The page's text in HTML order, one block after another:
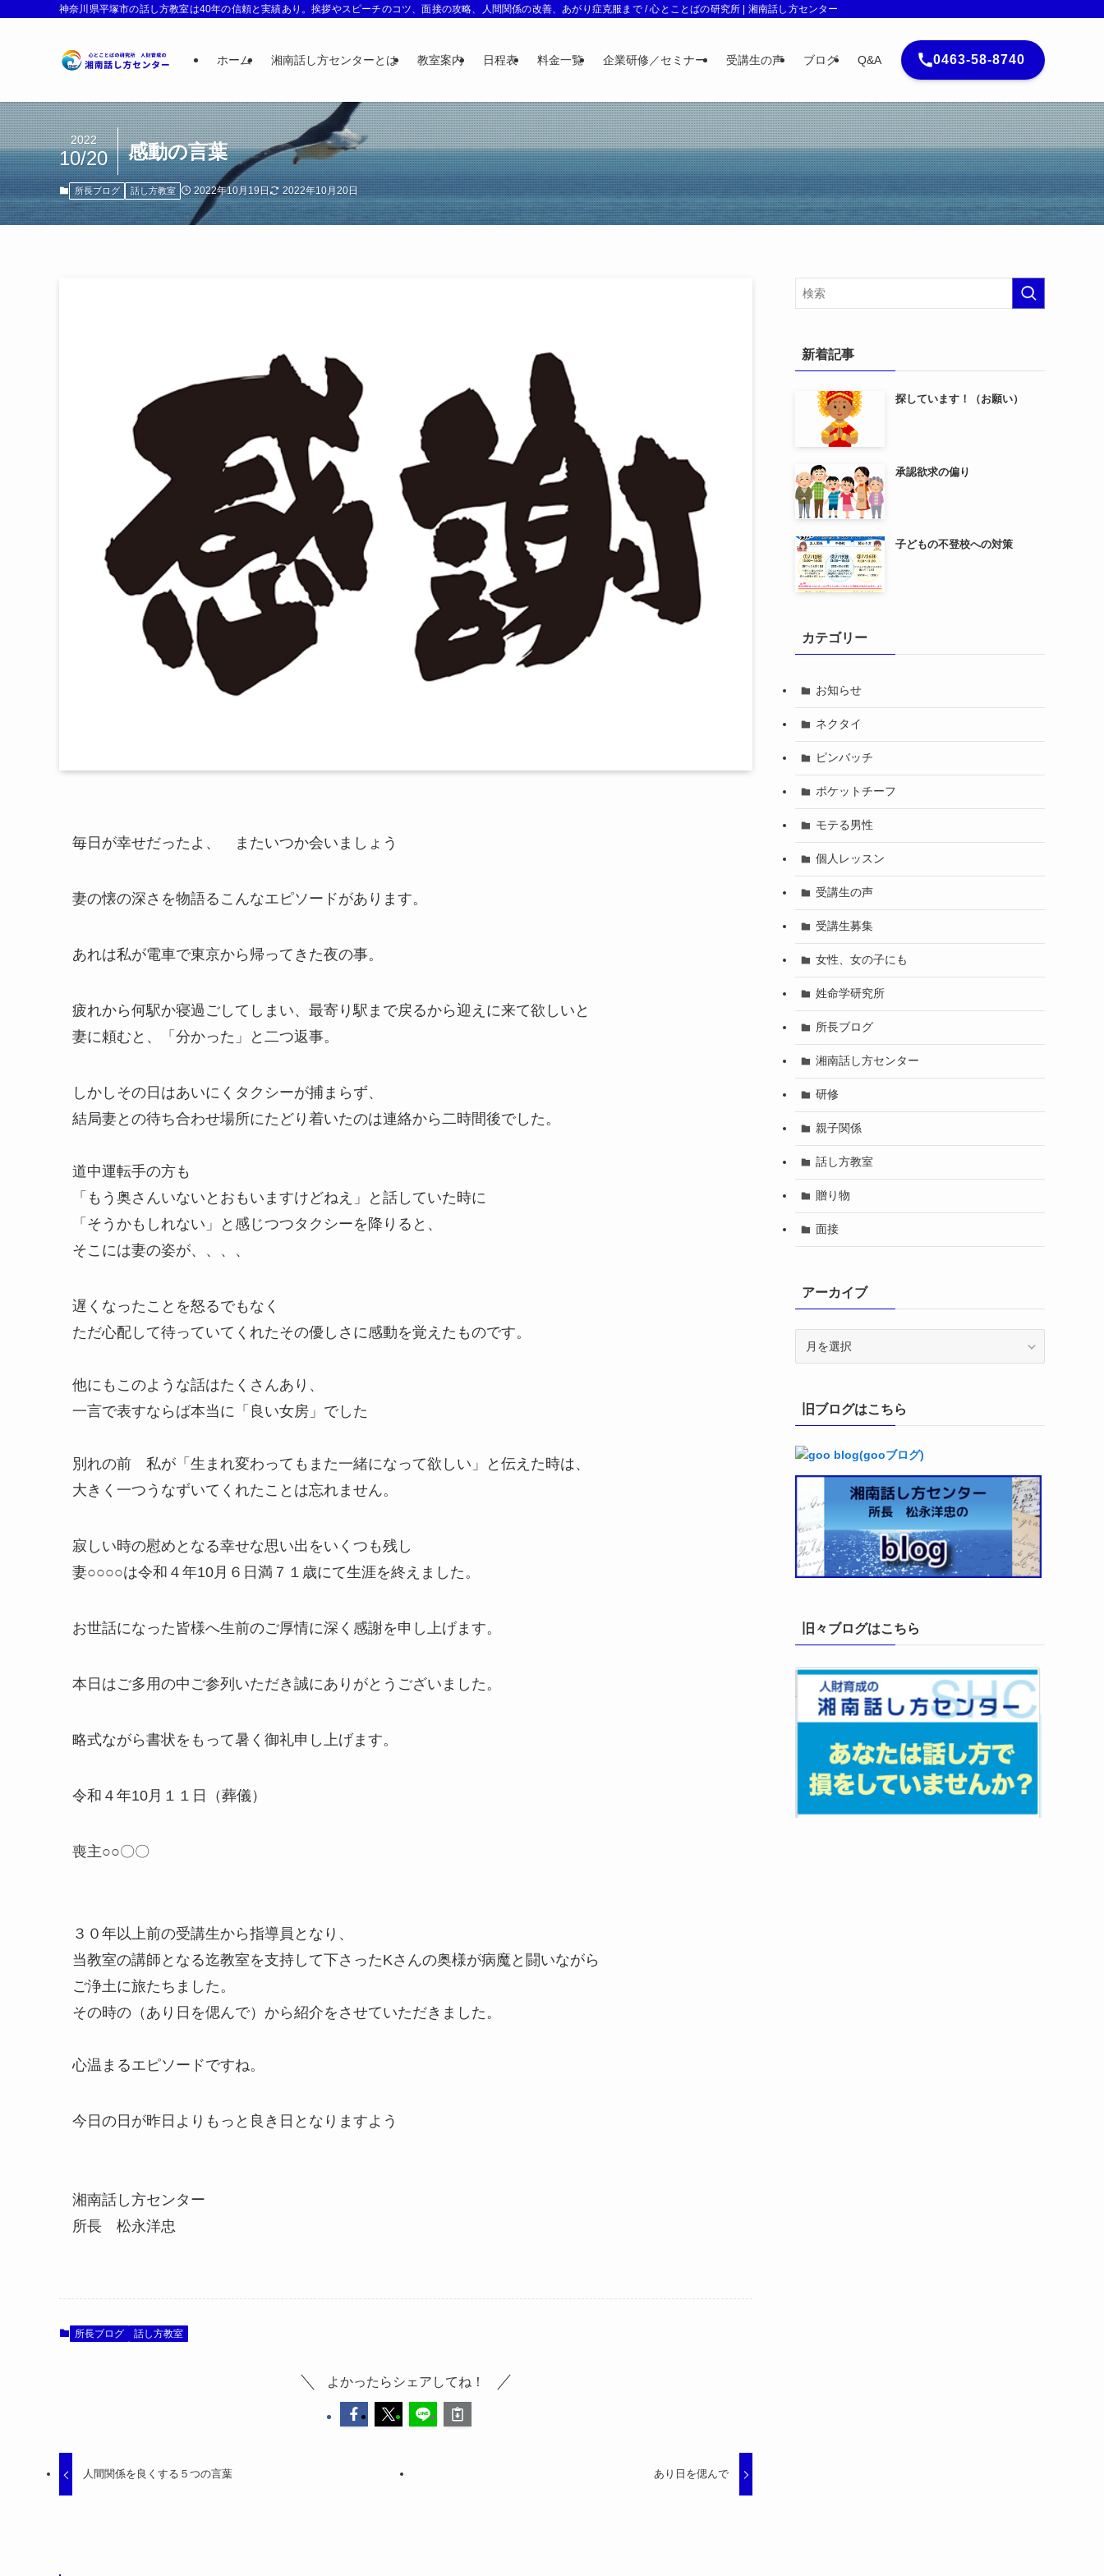
神奈川県平塚市の話し方教室は40年の信頼と実績あり。挨拶やスピーチのコツ、面接の攻略、人間関係の改善、あがり症克服まで / 心とことばの研究所 | 湘南話し方センター
ホーム 湘南話し方センターとは 教室案内 日程表 料金一覧 企業研修／セミナー 受講生の声 ブログ Q&A 0463-58-8740
感動の言葉
2022
10/20
所長ブログ 話し方教室 2022年10月19日 2022年10月20日
毎日が幸せだったよ、 またいつか会いましょう
妻の懐の深さを物語るこんなエピソードがあります。
あれは私が電車で東京から帰ってきた夜の事。
疲れから何駅か寝過ごしてしまい、最寄り駅まで戻るから迎えに来て欲しいと
妻に頼むと、「分かった」と二つ返事。
しかしその日はあいにくタクシーが捕まらず、
結局妻との待ち合わせ場所にたどり着いたのは連絡から二時間後でした。
道中運転手の方も
「もう奥さんいないとおもいますけどねえ」と話していた時に
「そうかもしれない」と感じつつタクシーを降りると、
そこには妻の姿が、、、、
遅くなったことを怒るでもなく
ただ心配して待っていてくれたその優しさに感動を覚えたものです。
他にもこのような話はたくさんあり、
一言で表すならば本当に「良い女房」でした
別れの前 私が「生まれ変わってもまた一緒になって欲しい」と伝えた時は、
大きく一つうなずいてくれたことは忘れません。
寂しい時の慰めとなる幸せな思い出をいくつも残し
妻○○○○は令和４年10月６日満７１歳にて生涯を終えました。
お世話になった皆様へ生前のご厚情に深く感謝を申し上げます。
本日はご多用の中ご参列いただき誠にありがとうございました。
略式ながら書状をもって暑く御礼申し上げます。
令和４年10月１１日（葬儀）
喪主○○〇〇
３０年以上前の受講生から指導員となり、
当教室の講師となる迄教室を支持して下さったKさんの奥様が病魔と闘いながら
ご浄土に旅たちました。
その時の（あり日を偲んで）から紹介をさせていただきました。
心温まるエピソードですね。
今日の日が昨日よりもっと良き日となりますよう
湘南話し方センター
所長 松永洋忠
所長ブログ 話し方教室
よかったらシェアしてね！
人間関係を良くする５つの言葉 あり日を偲んで
新着記事
探しています！（お願い）
承認欲求の偏り
子どもの不登校への対策
カテゴリー
お知らせ
ネクタイ
ピンバッチ
ポケットチーフ
モテる男性
個人レッスン
受講生の声
受講生募集
女性、女の子にも
姓命学研究所
所長ブログ
湘南話し方センター
研修
親子関係
話し方教室
贈り物
面接
アーカイブ
旧ブログはこちら
旧々ブログはこちら